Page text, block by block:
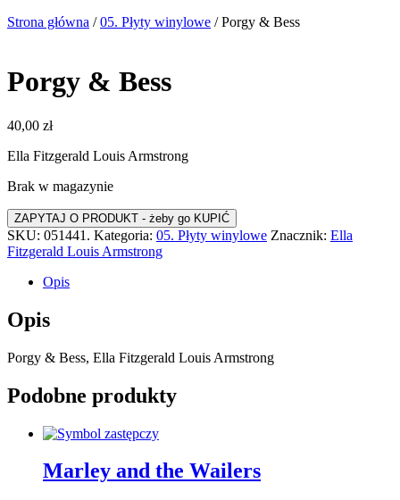
Strona główna /05. Płyty winylowe / Porgy & Bess
Porgy & Bess
40,00 zł
Ella Fitzgerald Louis Armstrong
Brak w magazynie
SKU: 051441. Kategoria: 05. Płyty winylowe Znacznik: Ella
Fitzgerald Louis Armstrong
Opis
Opis
Porgy & Bess, Ella Fitzgerald Louis Armstrong
Podobne produkty
Marley and the Wailers